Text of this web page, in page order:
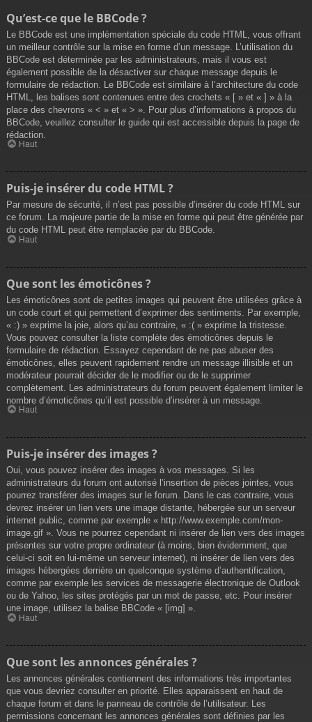
Qu’est-ce que le BBCode ?
Le BBCode est une implémentation spéciale du code HTML, vous offrant
un meilleur contrôle sur la mise en forme d’un message. L’utilisation du
BBCode est déterminée par les administrateurs, mais il vous est
également possible de la désactiver sur chaque message depuis le
formulaire de rédaction. Le BBCode est similaire à l’architecture du code
HTML, les balises sont contenues entre des crochets « [ » et « ] » à la
place des chevrons « < » et « > ». Pour plus d’informations à propos du
BBCode, veuillez consulter le guide qui est accessible depuis la page de
rédaction.
Haut
Puis-je insérer du code HTML ?
Par mesure de sécurité, il n’est pas possible d’insérer du code HTML sur
ce forum. La majeure partie de la mise en forme qui peut être générée par
du code HTML peut être remplacée par du BBCode.
Haut
Que sont les émoticônes ?
Les émoticônes sont de petites images qui peuvent être utilisées grâce à
un code court et qui permettent d’exprimer des sentiments. Par exemple,
« :) » exprime la joie, alors qu’au contraire, « :( » exprime la tristesse.
Vous pouvez consulter la liste complète des émoticônes depuis le
formulaire de rédaction. Essayez cependant de ne pas abuser des
émoticônes, elles peuvent rapidement rendre un message illisible et un
modérateur pourrait décider de le modifier ou de le supprimer
complètement. Les administrateurs du forum peuvent également limiter le
nombre d’émoticônes qu’il est possible d’insérer à un message.
Haut
Puis-je insérer des images ?
Oui, vous pouvez insérer des images à vos messages. Si les
administrateurs du forum ont autorisé l’insertion de pièces jointes, vous
pourrez transférer des images sur le forum. Dans le cas contraire, vous
devrez insérer un lien vers une image distante, hébergée sur un serveur
internet public, comme par exemple « http://www.exemple.com/mon-
image.gif ». Vous ne pourrez cependant ni insérer de lien vers des images
présentes sur votre propre ordinateur (à moins, bien évidemment, que
celui-ci soit en lui-même un serveur internet), ni insérer de lien vers des
images hébergées derrière un quelconque système d’authentification,
comme par exemple les services de messagerie électronique de Outlook
ou de Yahoo, les sites protégés par un mot de passe, etc. Pour insérer
une image, utilisez la balise BBCode « [img] ».
Haut
Que sont les annonces générales ?
Les annonces générales contiennent des informations très importantes
que vous devriez consulter en priorité. Elles apparaissent en haut de
chaque forum et dans le panneau de contrôle de l’utilisateur. Les
permissions concernant les annonces générales sont définies par les